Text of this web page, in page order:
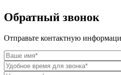
Обратный звонок
Отправьте контактную